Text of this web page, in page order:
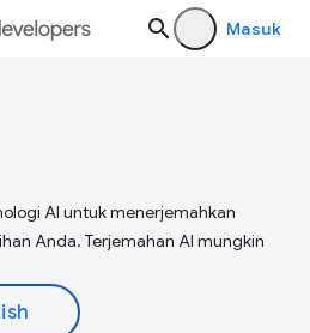
Masuk
AI untuk menerjemahkan
Anda. Terjemahan AI mungkin